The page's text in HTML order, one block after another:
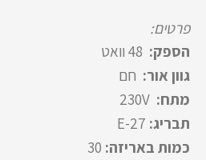
פרטים:
הספק:
גוון אור: חם
מתח:
תבריג:
כמות באריזה: